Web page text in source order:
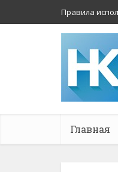
Правила
Главная